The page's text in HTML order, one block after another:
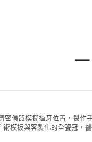
儀器模擬植牙位置，製作
模板與客製化的全瓷冠，